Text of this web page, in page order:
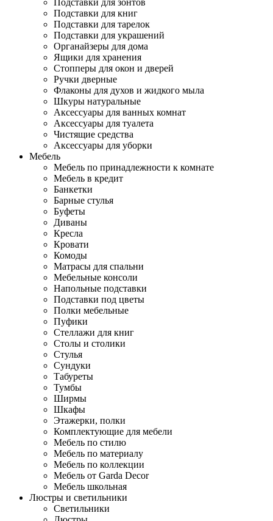
Подставки для зонтов
Подставки для книг
Подставки для тарелок
Подставки для украшений
Органайзеры для дома
Ящики для хранения
Стопперы для окон и дверей
Ручки дверные
Флаконы для духов и жидкого мыла
Шкуры натуральные
Аксессуары для ванных комнат
Аксессуары для туалета
Чистящие средства
Аксессуары для уборки
Мебель
Мебель по принадлежности к комнате
Мебель в кредит
Банкетки
Барные стулья
Буфеты
Диваны
Кресла
Кровати
Комоды
Матрасы для спальни
Мебельные консоли
Напольные подставки
Подставки под цветы
Полки мебельные
Пуфики
Стеллажи для книг
Столы и столики
Стулья
Сундуки
Табуреты
Тумбы
Ширмы
Шкафы
Этажерки, полки
Комплектующие для мебели
Мебель по стилю
Мебель по материалу
Мебель по коллекции
Мебель от Garda Decor
Мебель школьная
Люстры и светильники
Светильники